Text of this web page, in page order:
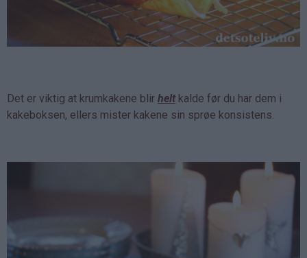
Det er viktig at krumkakene blir heltkalde før du har dem i
kakeboksen, ellers mister kakene sin sprøe konsistens.